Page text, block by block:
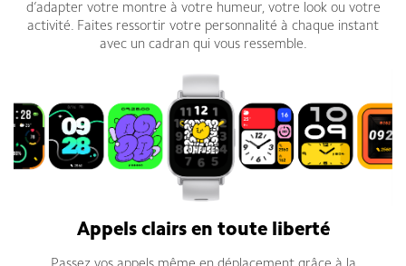
d’adapter votre montre à votre humeur, votre look ou votre
activité. Faites ressortir votre personnalité à chaque instant
avec un cadran qui vous ressemble.
Appels clairs en toute liberté